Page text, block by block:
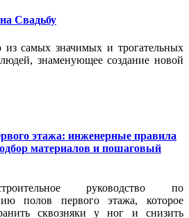
Свадьбу
из самых значимых и трогательных
знаменующее создание новой
этажа: инженерные правила
материалов и пошаговый
руководство по
полов первого этажа, которое
сквозняки у ног и снизить